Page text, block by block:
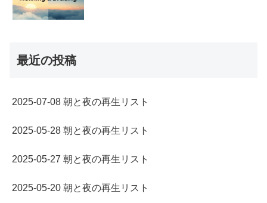
最近の投稿
2025-07-08 朝と夜の再生リスト
2025-05-28 朝と夜の再生リスト
2025-05-27 朝と夜の再生リスト
2025-05-20 朝と夜の再生リスト